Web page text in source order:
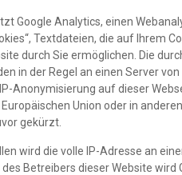
Google Analytics, einen
Textdateien, die auf Ihrem
durch Sie ermöglichen. Die
in der Regel an einen Server
Anonymisierung auf dieser
Union oder in
gekürzt.
wird die volle IP-Adresse an
Betreibers dieser Website